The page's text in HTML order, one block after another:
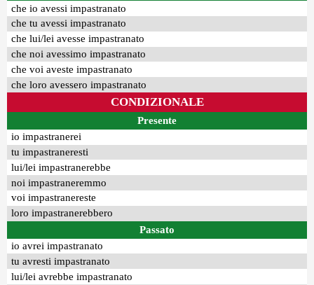
che io avessi impastranato
che tu avessi impastranato
che lui/lei avesse impastranato
che noi avessimo impastranato
che voi aveste impastranato
che loro avessero impastranato
CONDIZIONALE
Presente
io impastranerei
tu impastraneresti
lui/lei impastranerebbe
noi impastraneremmo
voi impastranereste
loro impastranerebbero
Passato
io avrei impastranato
tu avresti impastranato
lui/lei avrebbe impastranato